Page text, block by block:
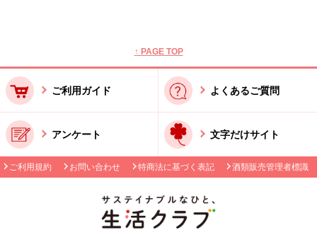
↑ PAGE TOP
ご利用ガイド よくあるご質問
アンケート 文字だけサイト
ご利用規約 お問い合わせ 特商法に基づく表記 酒類販売管理者標識